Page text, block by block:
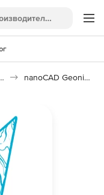
транспорт nanoCAD GeoniCS 26